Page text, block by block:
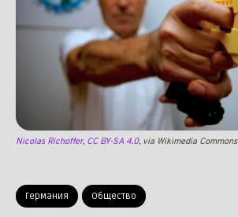
Германия Общество
Nicolas Richoffer, CC BY-SA 4.0, via Wikimedia Commons